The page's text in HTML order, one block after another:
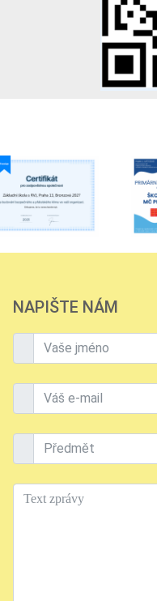
NAPIŠTE NÁM
Vaše jméno
Váš e-mail
Předmět
Text